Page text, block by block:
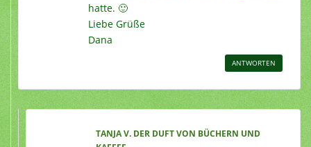
hatte. 🙂
Liebe Grüße
Dana
ANTWORTEN
TANJA V. DER DUFT VON BÜCHERN UND